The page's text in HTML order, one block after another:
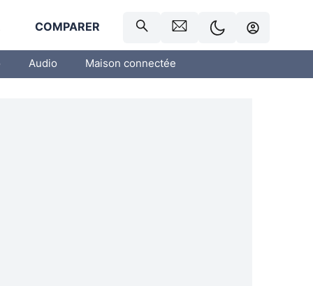
COMPARER
Audio Maison connectée